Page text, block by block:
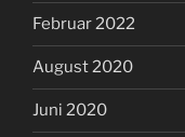
Februar 2022
August 2020
Juni 2020